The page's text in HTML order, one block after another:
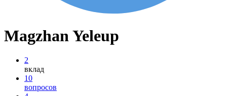
Magzhan Yeleup
2
вклад
10
вопросов